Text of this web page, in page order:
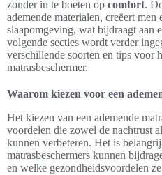
zonder in te boeten op comfort.
ademende materialen, creëert men
slaapomgeving, wat bijdraagt aan
volgende secties wordt verder
verschillende soorten en tips voor
matrasbeschermer.
Waarom kiezen voor een
Het kiezen van een ademende
voordelen die zowel de nachtrust
kunnen verbeteren. Het is
matrasbeschermers kunnen
en welke gezondheidsvoordelen